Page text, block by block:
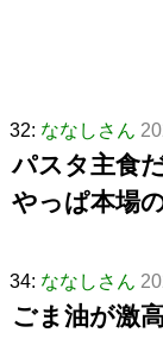
32: ななしさん
パスタ主食
やっぱ本場
34: ななしさん
ごま油が激